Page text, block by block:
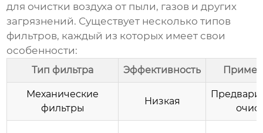
для очистки воздуха от пыли, газов и других
загрязнений. Существует несколько типов
фильтров, каждый из которых имеет свои
особенности:
Тип фильтра Эффективность
Механические
фильтры
Низкая